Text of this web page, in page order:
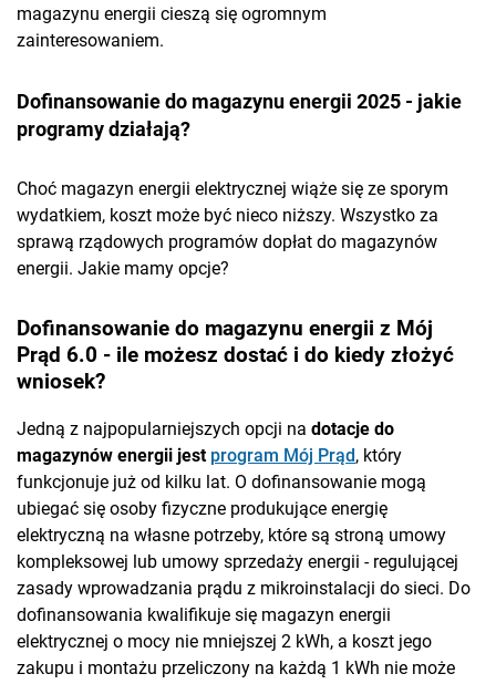
magazynu energii cieszą się ogromnym
zainteresowaniem.
Dofinansowanie do magazynu energii 2025 - jakie
programy działają?
Choć magazyn energii elektrycznej wiąże się ze sporym
wydatkiem, koszt może być nieco niższy. Wszystko za
sprawą rządowych programów dopłat do magazynów
energii. Jakie mamy opcje?
Dofinansowanie do magazynu energii z Mój
Prąd 6.0 - ile możesz dostać i do kiedy złożyć
wniosek?
Jedną z najpopularniejszych opcji na dotacje do
magazynów energii jest program Mój Prąd, który
funkcjonuje już od kilku lat. O dofinansowanie mogą
ubiegać się osoby fizyczne produkujące energię
elektryczną na własne potrzeby, które są stroną umowy
kompleksowej lub umowy sprzedaży energii - regulującej
zasady wprowadzania prądu z mikroinstalacji do sieci. Do
dofinansowania kwalifikuje się magazyn energii
elektrycznej o mocy nie mniejszej 2 kWh, a koszt jego
zakupu i montażu przeliczony na każdą 1 kWh nie może